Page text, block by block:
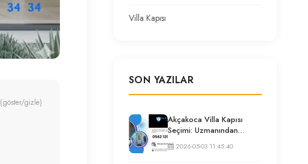
(göster/gizle)
Villa Kapısı
SON YAZILAR
Akçakoca Villa Kapısı
Seçimi: Uzmanından
Güvenlik ve İzolasyon
Rehberi
2026-05-03 11:45:40